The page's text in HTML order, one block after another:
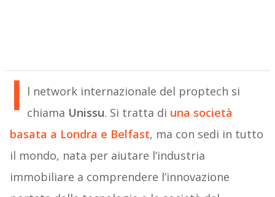
I l network internazionale del proptech si
chiama Unissu. Si tratta di una società
basata a Londra e Belfast, ma con sedi in tutto
il mondo, nata per aiutare l’industria
immobiliare a comprendere l’innovazione